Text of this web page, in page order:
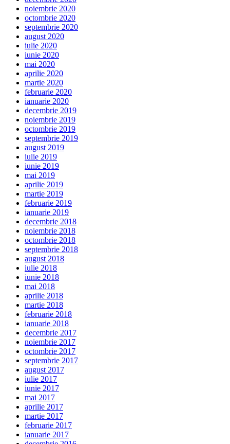
noiembrie 2020
octombrie 2020
septembrie 2020
august 2020
iulie 2020
iunie 2020
mai 2020
aprilie 2020
martie 2020
februarie 2020
ianuarie 2020
decembrie 2019
noiembrie 2019
octombrie 2019
septembrie 2019
august 2019
iulie 2019
iunie 2019
mai 2019
aprilie 2019
martie 2019
februarie 2019
ianuarie 2019
decembrie 2018
noiembrie 2018
octombrie 2018
septembrie 2018
august 2018
iulie 2018
iunie 2018
mai 2018
aprilie 2018
martie 2018
februarie 2018
ianuarie 2018
decembrie 2017
noiembrie 2017
octombrie 2017
septembrie 2017
august 2017
iulie 2017
iunie 2017
mai 2017
aprilie 2017
martie 2017
februarie 2017
ianuarie 2017